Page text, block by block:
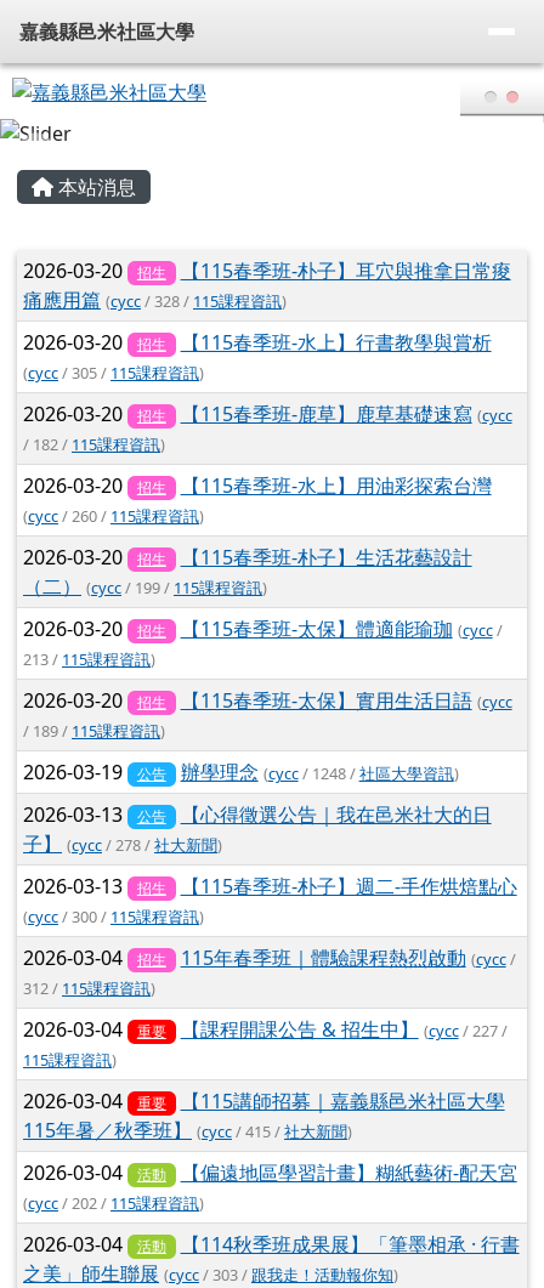
嘉義縣邑米社區大學
導覽列
嘉義縣邑米社區大學
主內容區域
本站消息
文章列表
2026-03-20 招生
【115春季班-朴子】耳穴與推拿日常痠
痛應用篇 (cycc/ 328 / 115課程資訊)
2026-03-20 招生 【115春季班-水上】行書教學與賞析
(cycc/ 305 / 115課程資訊)
2026-03-20 招生 【115春季班-鹿草】鹿草基礎速寫 (cycc
/ 182 / 115課程資訊)
2026-03-20 招生 【115春季班-水上】用油彩探索台灣
(cycc/ 260 / 115課程資訊)
2026-03-20 招生
【115春季班-朴子】生活花藝設計
（二）
(cycc/ 199 / 115課程資訊)
2026-03-20 招生 【115春季班-太保】體適能瑜珈 (cycc/
213 / 115課程資訊)
2026-03-20 招生 【115春季班-太保】實用生活日語 (cycc
/ 189 / 115課程資訊)
2026-03-19 公告 辦學理念 (cycc/ 1248 /社區大學資訊)
2026-03-13 公告
【心得徵選公告｜我在邑米社大的日
子】
(cycc/ 278 /社大新聞)
2026-03-13 招生 【115春季班-朴子】週二-手作烘焙點心
(cycc/ 300 / 115課程資訊)
2026-03-04 招生 115年春季班｜體驗課程熱烈啟動 (cycc/
312 / 115課程資訊)
2026-03-04 重要 【課程開課公告 & 招生中】 (cycc/ 227 /
115課程資訊)
2026-03-04 重要
【115講師招募｜嘉義縣邑米社區大學
115年暑／秋季班】
(cycc/ 415 /社大新聞)
2026-03-04 活動 【偏遠地區學習計畫】糊紙藝術-配天宮
(cycc/ 202 / 115課程資訊)
2026-03-04 活動
【114秋季班成果展】「筆墨相承 · 行書
之美」師生聯展 (cycc/ 303 / 跟我走！活動報你知)
頁尾區域